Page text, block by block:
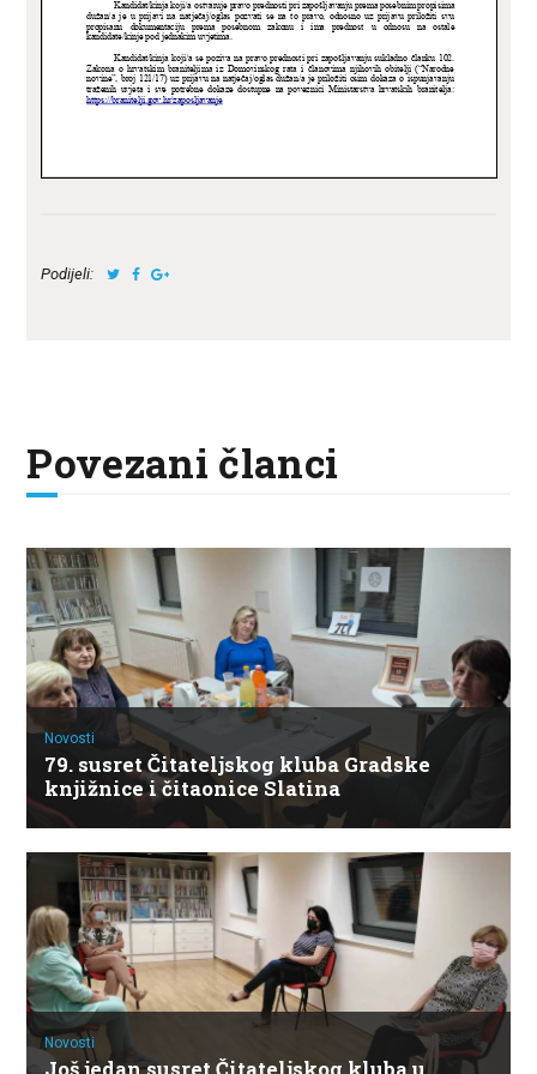
Podijeli:
Povezani članci
Novosti
79. susret Čitateljskog kluba Gradske
knjižnice i čitaonice Slatina
Novosti
Još jedan susret Čitateljskog kluba u